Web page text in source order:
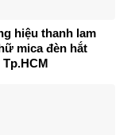
hiệu thanh lam
mica đèn hắt